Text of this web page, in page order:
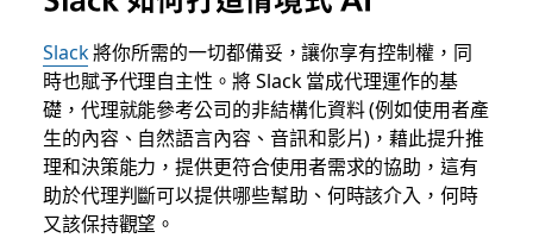
Slack將你所需的一切都備妥，讓你享有控制權，同
時也賦予代理自主性。將 Slack 當成代理運作的基
礎，代理就能參考公司的非結構化資料 (例如使用者產
生的內容、自然語言內容、音訊和影片)，藉此提升推
理和決策能力，提供更符合使用者需求的協助，這有
助於代理判斷可以提供哪些幫助、何時該介入，何時
又該保持觀望。